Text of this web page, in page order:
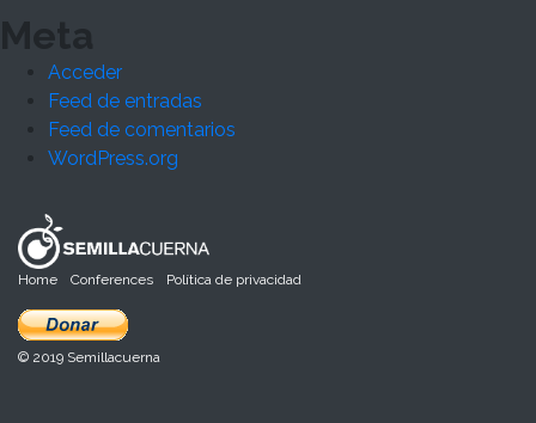
Meta
Acceder
Feed de entradas
Feed de comentarios
WordPress.org
Home Conferences Política de privacidad
© 2019 Semillacuerna